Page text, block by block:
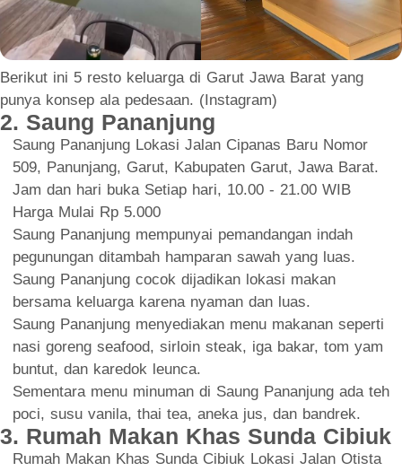
Berikut ini 5 resto keluarga di Garut Jawa Barat yang
punya konsep ala pedesaan. (Instagram)
2. Saung Pananjung
Saung Pananjung Lokasi Jalan Cipanas Baru Nomor
509, Panunjang, Garut, Kabupaten Garut, Jawa Barat.
Jam dan hari buka Setiap hari, 10.00 - 21.00 WIB
Harga Mulai Rp 5.000
Saung Pananjung mempunyai pemandangan indah
pegunungan ditambah hamparan sawah yang luas.
Saung Pananjung cocok dijadikan lokasi makan
bersama keluarga karena nyaman dan luas.
Saung Pananjung menyediakan menu makanan seperti
nasi goreng seafood, sirloin steak, iga bakar, tom yam
buntut, dan karedok leunca.
Sementara menu minuman di Saung Pananjung ada teh
poci, susu vanila, thai tea, aneka jus, dan bandrek.
3. Rumah Makan Khas Sunda Cibiuk
Rumah Makan Khas Sunda Cibiuk Lokasi Jalan Otista